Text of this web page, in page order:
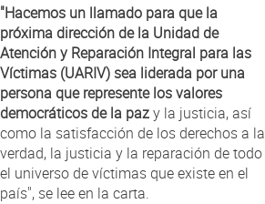
"Hacemos un llamado para que la
próxima dirección de la Unidad de
Atención y Reparación Integral para las
Víctimas (UARIV) sea liderada por una
persona que represente los valores
democráticos de la pazy la justicia, así
como la satisfacción de los derechos a la
verdad, la justicia y la reparación de todo
el universo de víctimas que existe en el
país", se lee en la carta.